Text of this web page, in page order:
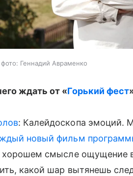
Геннадий Авраменко
ждать от «Горький фест
: Калейдоскопа эмоций.
новый фильм
хорошем смысле
какой шар вытянешь